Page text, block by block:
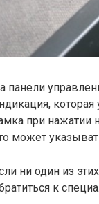
панели
при нажатии
может
ни один из
к